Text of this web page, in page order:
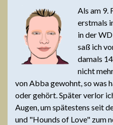
Als am 9.
erstmals
in der
saß ich
damals
nicht
von Abba gewohnt, so was
oder gehört. Später verlor
Augen, um spätestens seit
und "Hounds of Love" zum